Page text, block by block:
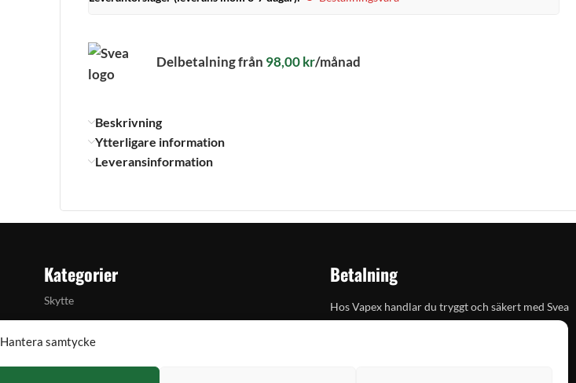
Hantera samtycke
Delbetalning från 98,00kr/månad
Beskrivning
Ytterligare information
Leveransinformation
Kategorier
Skytte
Betalning
Hos Vapex handlar du tryggt och säkert med Svea